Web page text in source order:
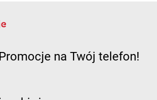
na Twój telefon!